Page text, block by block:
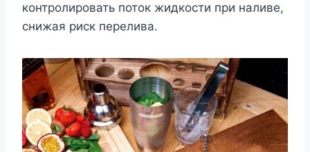
контролировать поток жидкости при наливе,
снижая риск перелива.